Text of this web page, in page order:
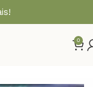
0